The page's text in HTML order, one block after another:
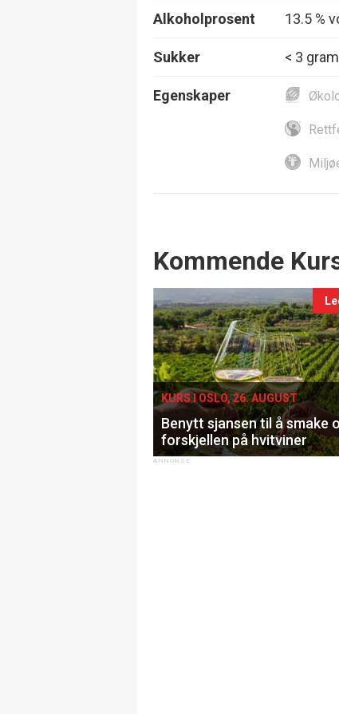
Alkoholprosent 13.5 %
Sukker < 3
Egenskaper
Events
Kommende
KURS I OSLO, 26. AUGUST
Benytt sjansen til å smake
forskjellen på hvitviner